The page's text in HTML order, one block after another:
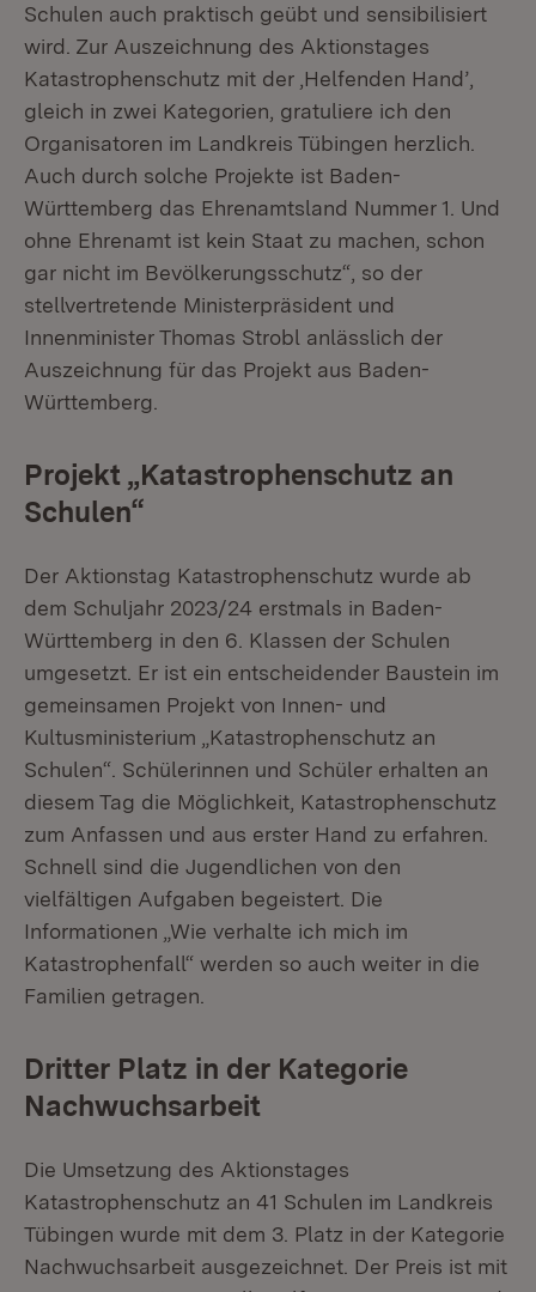
Schulen auch praktisch geübt und sensibilisiert
wird. Zur Auszeichnung des Aktionstages
Katastrophenschutz mit der ,Helfenden Hand’,
gleich in zwei Kategorien, gratuliere ich den
Organisatoren im Landkreis Tübingen herzlich.
Auch durch solche Projekte ist Baden-
Württemberg das Ehrenamtsland Nummer 1. Und
ohne Ehrenamt ist kein Staat zu machen, schon
gar nicht im Bevölkerungsschutz“, so der
stellvertretende Ministerpräsident und
Innenminister Thomas Strobl anlässlich der
Auszeichnung für das Projekt aus Baden-
Württemberg.
Projekt „Katastrophenschutz an
Schulen“
Der Aktionstag Katastrophenschutz wurde ab
dem Schuljahr 2023/24 erstmals in Baden-
Württemberg in den 6. Klassen der Schulen
umgesetzt. Er ist ein entscheidender Baustein im
gemeinsamen Projekt von Innen- und
Kultusministerium „Katastrophenschutz an
Schulen“. Schülerinnen und Schüler erhalten an
diesem Tag die Möglichkeit, Katastrophenschutz
zum Anfassen und aus erster Hand zu erfahren.
Schnell sind die Jugendlichen von den
vielfältigen Aufgaben begeistert. Die
Informationen „Wie verhalte ich mich im
Katastrophenfall“ werden so auch weiter in die
Familien getragen.
Dritter Platz in der Kategorie
Nachwuchsarbeit
Die Umsetzung des Aktionstages
Katastrophenschutz an 41 Schulen im Landkreis
Tübingen wurde mit dem 3. Platz in der Kategorie
Nachwuchsarbeit ausgezeichnet. Der Preis ist mit